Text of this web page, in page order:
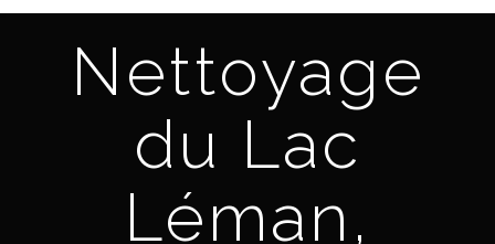
Nettoyage
du Lac
Léman,